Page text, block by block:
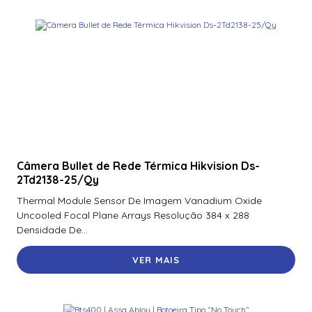
Fargo Holographic Polyguard Laminado – 250 Impressões
Fargo Laminado de Transferência Térmica – 500
Impressões
Fargo Polyguard Laminado – 0,6 Mil – 250 Impressões
Fargo Polyguard Laminado – 1 Mil – 250 Impressões 82601
Fargo Polyguard Laminado – 250 Impressões
Fargo Polyguard Laminate -Half Patch – 250 Prints
Câmera Bullet de Rede Térmica Hikvision Ds-
2Td2138-25/Qy
Thermal Module Sensor De Imagem Vanadium Oxide
Uncooled Focal Plane Arrays Resolução 384 x 288
Densidade De...
VER MAIS